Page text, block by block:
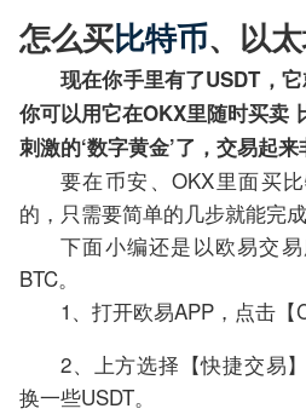
怎么买比特币、以
现在你手里有了USDT，它
你可以用它在OKX里随时买卖
刺激的‘数字黄金’了，交易起来
要在币安、OKX里面买
的，只需要简单的几步就能完成
下面小编还是以欧易交
BTC。
1、打开欧易APP，点击【
2、上方选择【快捷交易
换一些USDT。